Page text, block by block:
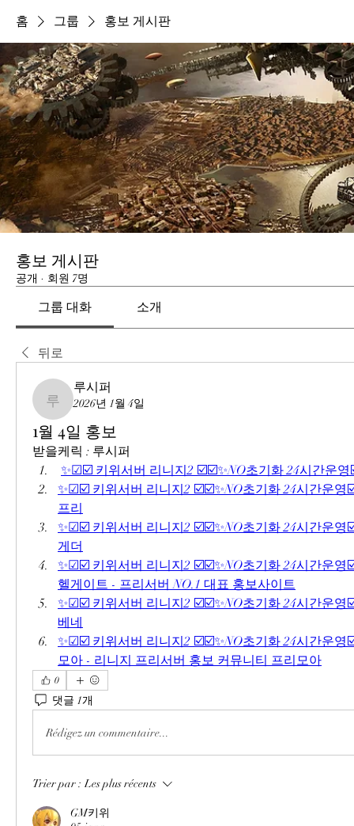
홈 그룹 홍보 게시판
홍보 게시판
공개 · 회원 7명
그룹 대화 소개
뒤로
루시퍼
루시퍼
2026년 1월 4일
1월 4일 홍보
받을케릭 : 루시퍼
✨☑☑️ 키위서버 리니지2 ☑️☑️✨NO초기화 24시간운
✨☑☑️ 키위서버 리니지2 ☑️☑️✨NO초기화 24시간운영
프리
✨☑☑️ 키위서버 리니지2 ☑️☑️✨NO초기화 24시간운영
게더
✨☑☑️ 키위서버 리니지2 ☑️☑️✨NO초기화 24시간운영
헬게이트 - 프리서버 NO.1 대표 홍보사이트
✨☑☑️ 키위서버 리니지2 ☑️☑️✨NO초기화 24시간운영
베네
✨☑☑️ 키위서버 리니지2 ☑️☑️✨NO초기화 24시간운영
모아 - 리니지 프리서버 홍보 커뮤니티 프리모아
0
댓글 1개
Rédigez un commentaire...
Trier par : Les plus récents
GM키위